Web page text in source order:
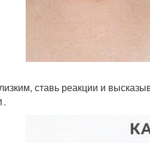
ставь реакции и